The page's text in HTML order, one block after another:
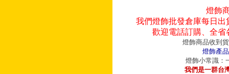
燈飾
我們燈飾批發倉庫每日
歡迎電話訂購、全
燈飾商品收到
燈飾產
燈飾小常識：
我們是一群台